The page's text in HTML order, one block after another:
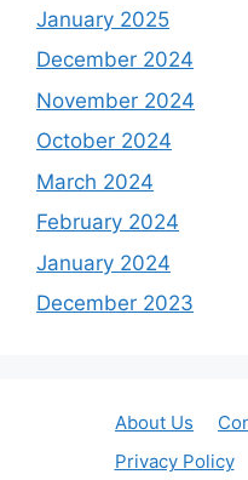
January 2025
December 2024
November 2024
October 2024
March 2024
February 2024
January 2024
December 2023
About Us
Privacy Policy